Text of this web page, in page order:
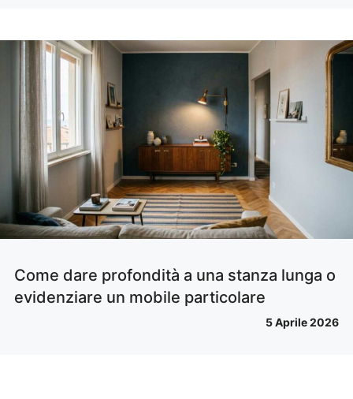
Come dare profondità a una stanza lunga o
evidenziare un mobile particolare
5 Aprile 2026